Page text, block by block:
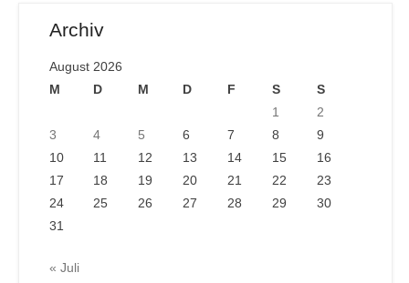
Archiv
August 2026
M
D M D F S
S
1
2
3
4 5 6 7 8
9
10
11 12 13 14 15
16
17
18 19 20 21 22
23
24
25 26 27 28 29
30
31
« Juli